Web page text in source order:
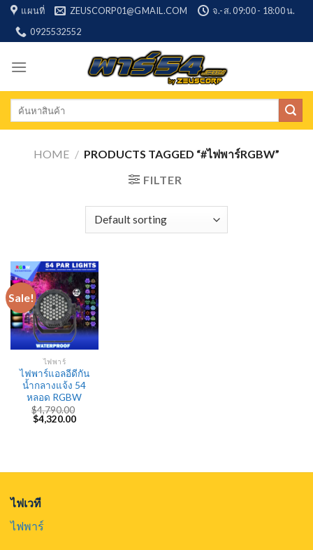
Skip
content
แผนที่ ZEUSCORP01@GMAIL.COM
จ.-ส. 09:00 - 18:00 น.
0925532552
Search
HOME / PRODUCTS TAGGED “#ไฟพาร์RGBW”
FILTER
Sale!
ไฟพาร์
ไฟพาร์แอลอีดีกัน
น้ำกลางแจ้ง 54
หลอด RGBW
$4,790.00
Original
price
$4,320.00Current
ไฟเวที
ไฟพาร์